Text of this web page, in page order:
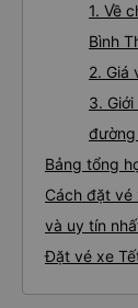
1. Về
Bình
2. Giá
3.
đường
Bảng tổng
Cách đặt vé
và uy tín
Đặt vé xe